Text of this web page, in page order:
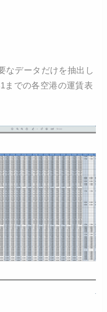
なデータだけを抽出し
までの各空港の運賃表